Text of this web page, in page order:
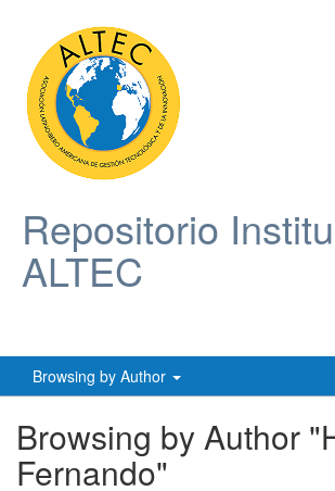
Repositorio
ALTEC
Browsing by Author
Browsing by Author
Fernando"